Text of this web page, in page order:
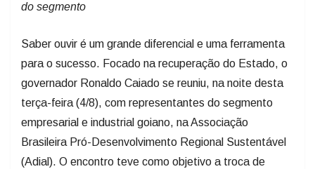
do segmento
Saber ouvir é um grande diferencial e uma ferramenta
para o sucesso. Focado na recuperação do Estado, o
governador Ronaldo Caiado se reuniu, na noite desta
terça-feira (4/8), com representantes do segmento
empresarial e industrial goiano, na Associação
Brasileira Pró-Desenvolvimento Regional Sustentável
(Adial). O encontro teve como objetivo a troca de